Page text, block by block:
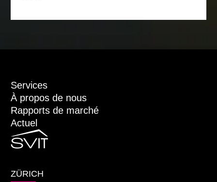
Services
À propos de nous
Rapports de marché
Actuel
ZÜRICH